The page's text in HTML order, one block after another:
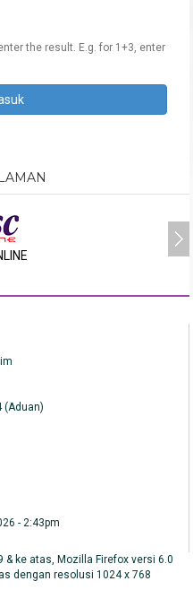
the result. E.g. for 1+3, enter
(Aduan)
- 2:43pm
& ke atas, Mozilla Firefox versi 6.0
dengan resolusi 1024 x 768